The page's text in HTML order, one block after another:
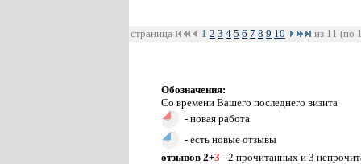
страница 1 2 3 4 5 6 7 8 9 10 из 11 (по
Обозначения:
Со времени Вашего последнего визита
- новая работа
- есть новые отзывы
отзывов 2+3 - 2 прочитанных и 3